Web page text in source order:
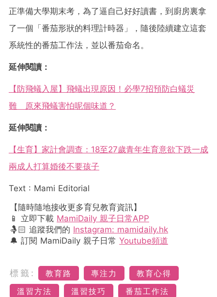
正準備大學期末考，為了逼自己好好讀書，到廚房裏拿
了一個「番茄形狀的料理計時器」，隨後陸續建立這套
系統性的番茄工作法，並以番茄命名。
延伸閱讀：
【防飛蟻入屋】飛蟻出現原因！必學7招預防白蟻災
難 原來飛蟻害怕呢個味道？
延伸閱讀：
【生育】家計會調查：18至27歲青年生育意欲下跌一成
兩成人打算婚後不要孩子
Text : Mami Editorial
【隨時隨地接收更多育兒教育資訊】
📱 立即下載 MamiDaily 親子日常APP
🤱🏻 追蹤我們的 Instagram: mamidaily.hk
🔔 訂閱 MamiDaily 親子日常 Youtube頻道
標籤: 教育路 專注力
教育心得
溫習方法
溫習技巧 番茄工作法